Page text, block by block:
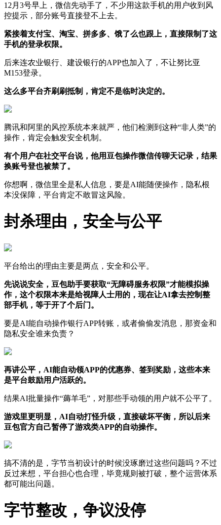
12月3号早上，微信先动手了，不少用这款手机的用户收到风
控提示，部分账号直接登不上去。
紧接着支付宝、淘宝、拼多多、饿了么也跟上，直接限制了这
手机的登录权限。
后来连农业银行、建设银行的APP也加入了，不让努比亚
M153登录。
这么多平台齐刷刷抵制，肯定不是临时决定的。
腾讯和阿里的风控系统本来就严，他们检测到这种“非人类”的
操作，肯定会触发安全机制。
有个用户在社交平台说，他用豆包操作微信传聊天记录，结果
换账号登也被禁了。
你想啊，微信里全是私人信息，要是AI能随便操作，隐私根
本没保障，平台肯定不敢冒这风险。
封杀理由，安全与公平
平台给出的理由主要是两点，安全和公平。
先说说安全，豆包助手要获取“无障碍服务权限”才能模拟操
作，这个权限本来是给视障人士用的，现在让AI拿去控制整
部手机，等于开了个后门。
要是AI能自动操作银行APP转账，或者偷偷发消息，那资金和
隐私安全谁来负责？
再讲公平，AI能自动领APP的优惠券、签到奖励，这些本来
是平台鼓励用户活跃的。
结果AI批量操作“薅羊毛”，对那些手动领的用户就不公平了。
游戏里更明显，AI自动打怪升级，直接破坏平衡，所以后来
豆包官方自己暂停了游戏类APP的自动操作。
搞不清的是，字节当初设计的时候没琢磨过这些问题吗？不过
反过来想，平台担心也合理，毕竟规则被打破，整个运营体系
都可能出问题。
字节整改，争议没停